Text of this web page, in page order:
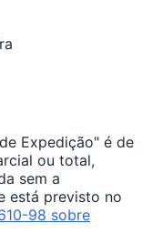
Expedição" é de
ou total,
sem a
está previsto no
98 sobre